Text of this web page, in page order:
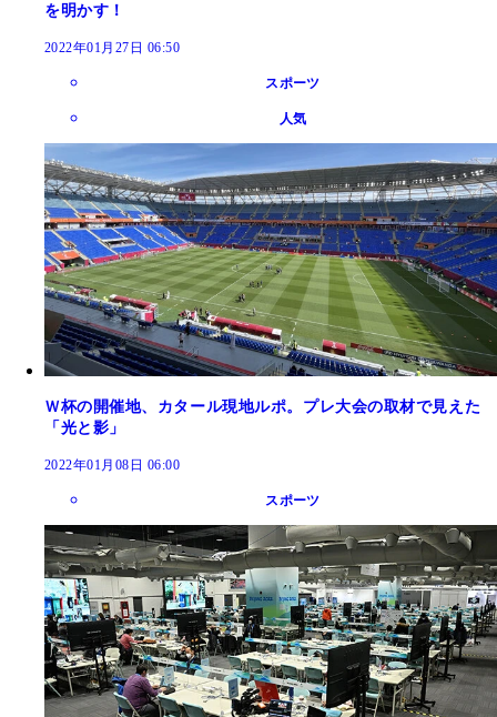
を明かす！
2022年01月27日 06:50
スポーツ
人気
Ｗ杯の開催地、カタール現地ルポ。プレ大会の取材で見えた
「光と影」
2022年01月08日 06:00
スポーツ